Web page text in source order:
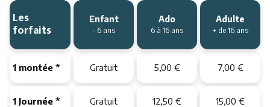
Les
forfaits
Enfant
- 6 ans
Ado
6 à 16 ans
Adulte
+ de 16 ans
1 montée * Gratuit 5,00 € 7,00 €
1 Journée * Gratuit 12,50 € 15,00 €